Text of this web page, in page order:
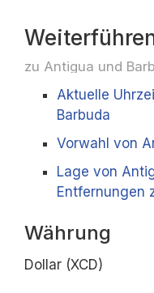
zu Antigua und
Aktuelle
Barbuda
Vorwahl von
Lage von
Entfernungen
Währung
Dollar (XCD)